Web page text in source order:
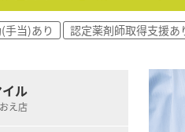
できます。
す。
手当)あり 認定薬剤師取得支援あ
ル
え店